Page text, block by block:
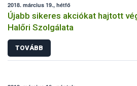
2018. március 19., hétfő
Újabb sikeres akciókat hajtott
Halőri Szolgálata
TOVÁBB